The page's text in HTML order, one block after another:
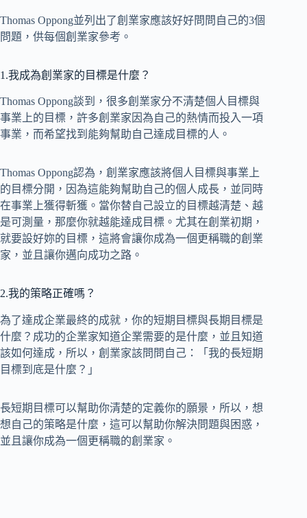
Thomas Oppong並列出了創業家應該好好問問自己的3個
問題，供每個創業家參考。
1.我成為創業家的目標是什麼？
Thomas Oppong談到，很多創業家分不清楚個人目標與
事業上的目標，許多創業家因為自己的熱情而投入一項
事業，而希望找到能夠幫助自己達成目標的人。
Thomas Oppong認為，創業家應該將個人目標與事業上
的目標分開，因為這能夠幫助自己的個人成長，並同時
在事業上獲得斬獲。當你替自己設立的目標越清楚、越
是可測量，那麼你就越能達成目標。尤其在創業初期，
就要設好妳的目標，這將會讓你成為一個更稱職的創業
家，並且讓你邁向成功之路。
2.我的策略正確嗎？
為了達成企業最終的成就，你的短期目標與長期目標是
什麼？成功的企業家知道企業需要的是什麼，並且知道
該如何達成，所以，創業家該問問自己：「我的長短期
目標到底是什麼？」
長短期目標可以幫助你清楚的定義你的願景，所以，想
想自己的策略是什麼，這可以幫助你解決問題與困惑，
並且讓你成為一個更稱職的創業家。